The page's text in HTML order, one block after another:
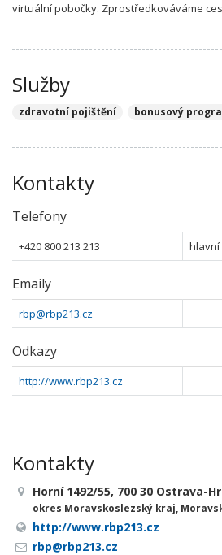
virtuální pobočky. Zprostředkováváme
Služby
zdravotní pojištění bonusový
Kontakty
Telefony
+420 800 213 213
Emaily
rbp@rbp213.cz
Odkazy
http://www.rbp213.cz
Kontakty
Horní 1492/55, 700 30 Ostrava-
okres Moravskoslezský kraj,
http://www.rbp213.cz
rbp@rbp213.cz